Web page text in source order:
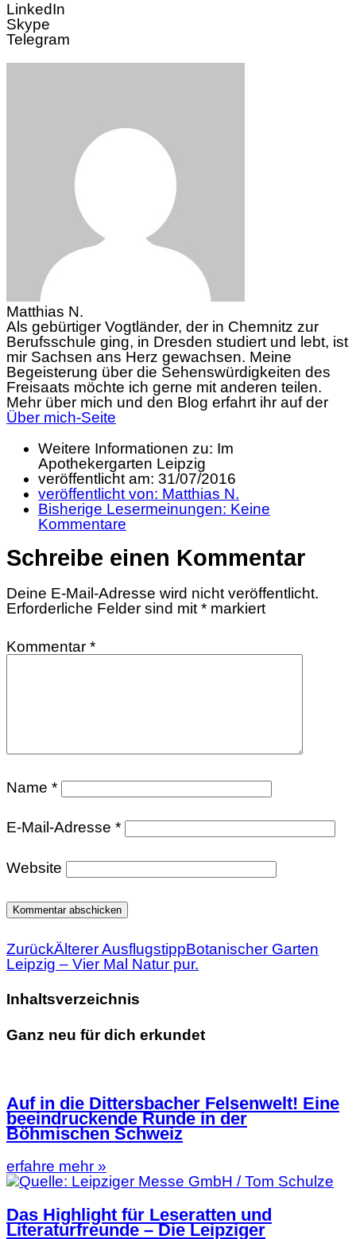
LinkedIn
Skype
Telegram
Matthias N.
Als gebürtiger Vogtländer, der in Chemnitz zur
Berufsschule ging, in Dresden studiert und lebt, ist
mir Sachsen ans Herz gewachsen. Meine
Begeisterung über die Sehenswürdigkeiten des
Freisaats möchte ich gerne mit anderen teilen.
Mehr über mich und den Blog erfahrt ihr auf der
Über mich-Seite
Weitere Informationen zu: Im
Apothekergarten Leipzig
veröffentlicht am: 31/07/2016
veröffentlicht von: Matthias N.
Bisherige Lesermeinungen: Keine
Kommentare
Schreibe einen Kommentar
Deine E-Mail-Adresse wird nicht veröffentlicht.
Erforderliche Felder sind mit * markiert
Kommentar *
Name *
E-Mail-Adresse *
Website
ZurückÄlterer AusflugstippBotanischer Garten
Leipzig – Vier Mal Natur pur.
Inhaltsverzeichnis
Ganz neu für dich erkundet
Auf in die Dittersbacher Felsenwelt! Eine
beeindruckende Runde in der
Böhmischen Schweiz
erfahre mehr »
Das Highlight für Leseratten und
Literaturfreunde – Die Leipziger